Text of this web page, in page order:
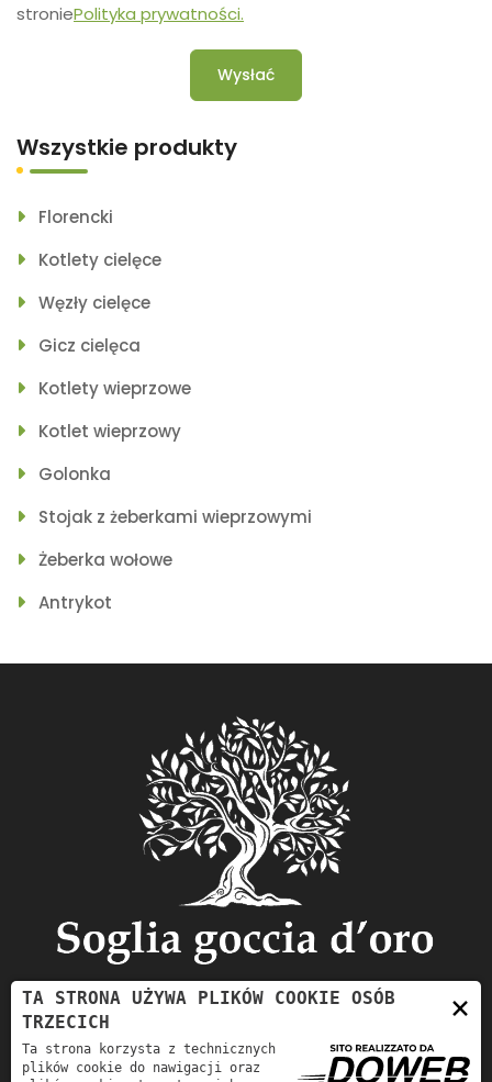
stroniePolityka prywatności.
Wysłać
Wszystkie produkty
Florencki
Kotlety cielęce
Węzły cielęce
Gicz cielęca
Kotlety wieprzowe
Kotlet wieprzowy
Golonka
Stojak z żeberkami wieprzowymi
Żeberka wołowe
Antrykot
×
TA STRONA UŻYWA PLIKÓW COOKIE OSÓB
TRZECICH
Ta strona korzysta z technicznych
plików cookie do nawigacji oraz